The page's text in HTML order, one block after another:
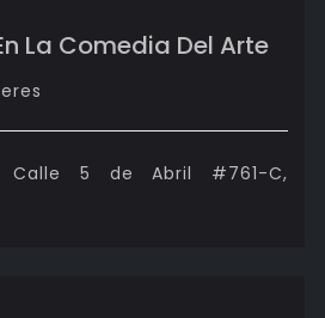
La Comedia Del Arte
Calle 5 de Abril #761-C,